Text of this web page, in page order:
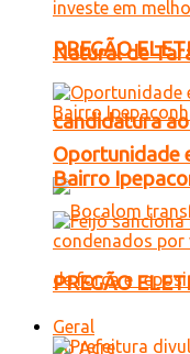
Natural de
candidatura
PREGÃO
Oportunidade
Bairro
PREGÃO
Geral